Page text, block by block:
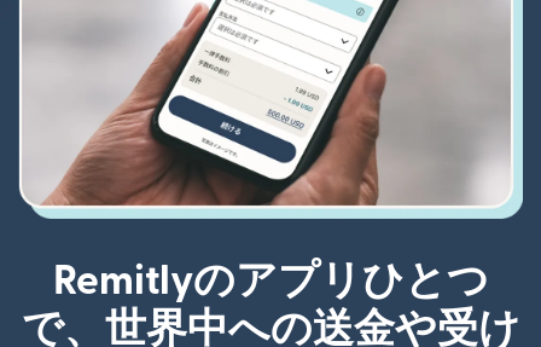
Remitlyのアプリひとつ
で、世界中への送金や受け